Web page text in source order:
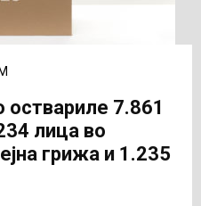
оствариле 7.861
лица во
грижа и 1.235